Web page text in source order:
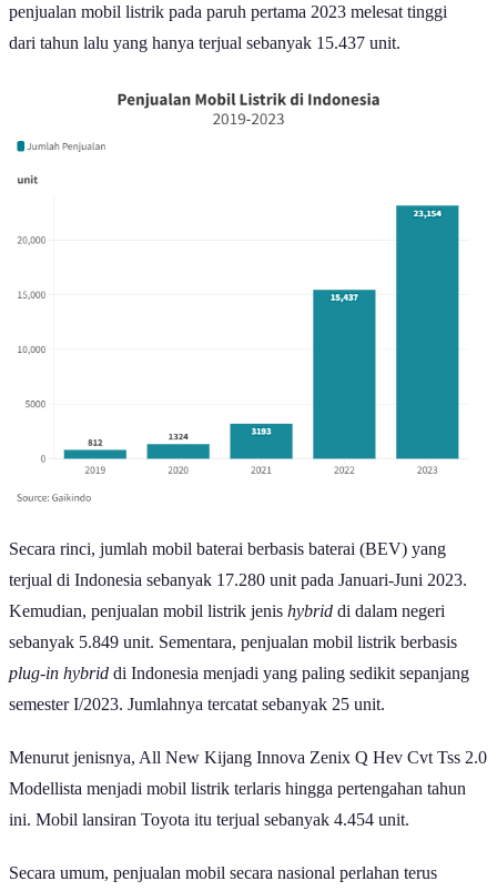
penjualan mobil listrik pada paruh pertama 2023 melesat tinggi
dari tahun lalu yang hanya terjual sebanyak 15.437 unit.
Secara rinci, jumlah mobil baterai berbasis baterai (BEV) yang
terjual di Indonesia sebanyak 17.280 unit pada Januari-Juni 2023.
Kemudian, penjualan mobil listrik jenis hybrid di dalam negeri
sebanyak 5.849 unit. Sementara, penjualan mobil listrik berbasis
plug-in hybrid di Indonesia menjadi yang paling sedikit sepanjang
semester I/2023. Jumlahnya tercatat sebanyak 25 unit.
Menurut jenisnya, All New Kijang Innova Zenix Q Hev Cvt Tss 2.0
Modellista menjadi mobil listrik terlaris hingga pertengahan tahun
ini. Mobil lansiran Toyota itu terjual sebanyak 4.454 unit.
Secara umum, penjualan mobil secara nasional perlahan terus